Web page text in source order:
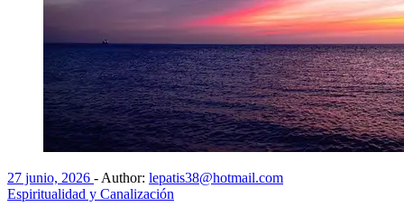
27 junio, 2026 - Author: lepatis38@hotmail.com
Espiritualidad y Canalización